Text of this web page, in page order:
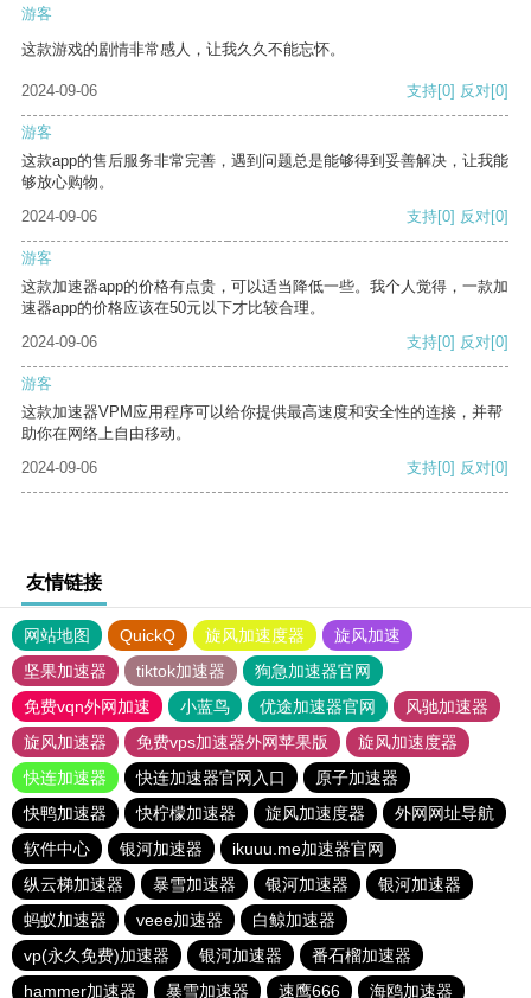
游客
这款游戏的剧情非常感人，让我久久不能忘怀。
2024-09-06 支持[0] 反对[0]
游客
这款app的售后服务非常完善，遇到问题总是能够得到妥善解决，让我能
够放心购物。
2024-09-06
支持[0] 反对[0]
游客
这款加速器app的价格有点贵，可以适当降低一些。我个人觉得，一款加
速器app的价格应该在50元以下才比较合理。
2024-09-06
支持[0] 反对[0]
游客
这款加速器VPM应用程序可以给你提供最高速度和安全性的连接，并帮
助你在网络上自由移动。
2024-09-06
支持[0] 反对[0]
友情链接
网站地图 QuickQ 旋风加速度器
旋风加速
坚果加速器
tiktok加速器
狗急加速器官网
免费vqn外网加速
小蓝鸟 优途加速器官网
风驰加速器
旋风加速器
免费vps加速器外网苹果版
旋风加速度器
快连加速器
快连加速器官网入口
原子加速器
快鸭加速器
快柠檬加速器 旋风加速度器
外网网址导航
软件中心
银河加速器
ikuuu.me加速器官网
纵云梯加速器
暴雪加速器 银河加速器
银河加速器
蚂蚁加速器
veee加速器
白鲸加速器
vp(永久免费)加速器
银河加速器
番石榴加速器
hammer加速器
暴雪加速器 速鹰666 海鸥加速器